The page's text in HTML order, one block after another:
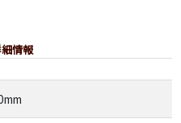
情報